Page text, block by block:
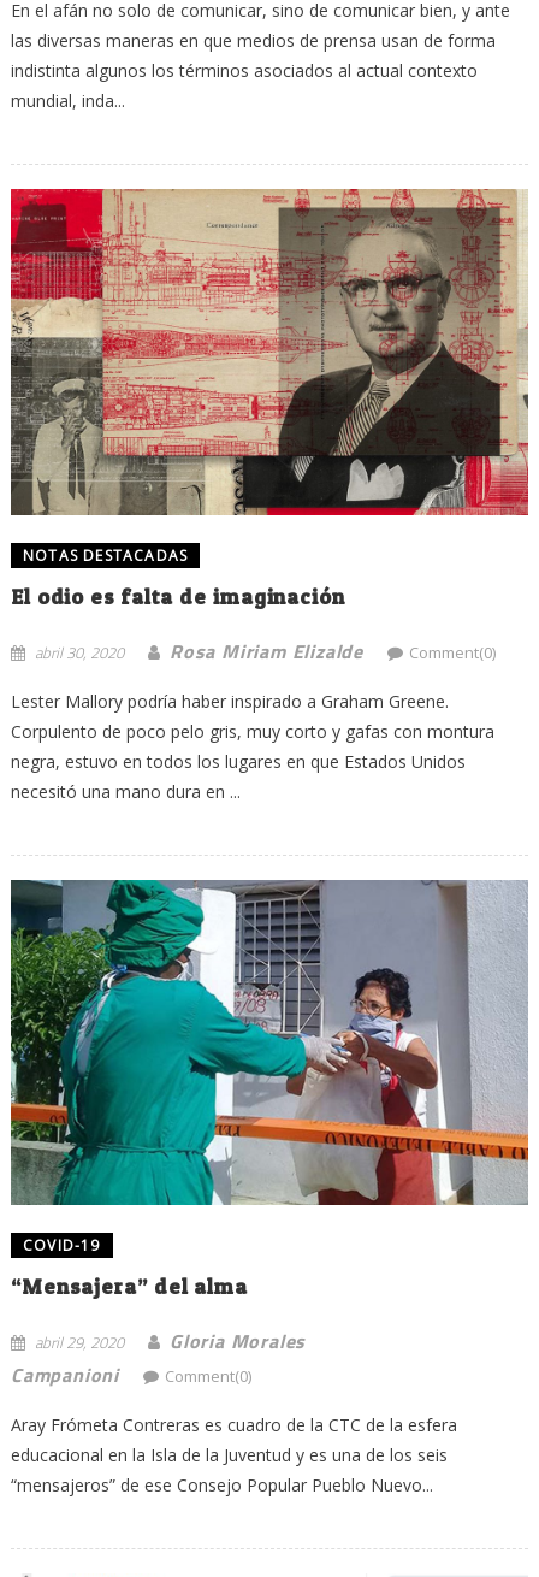
En el afán no solo de comunicar, sino de comunicar bien, y ante
las diversas maneras en que medios de prensa usan de forma
indistinta algunos los términos asociados al actual contexto
mundial, inda...
NOTAS DESTACADAS
El odio es falta de imaginación
abril 30, 2020 Rosa Miriam Elizalde Comment(0)
Lester Mallory podría haber inspirado a Graham Greene.
Corpulento de poco pelo gris, muy corto y gafas con montura
negra, estuvo en todos los lugares en que Estados Unidos
necesitó una mano dura en ...
COVID-19
“Mensajera” del alma
abril 29, 2020
Gloria Morales
Campanioni
Comment(0)
Aray Frómeta Contreras es cuadro de la CTC de la esfera
educacional en la Isla de la Juventud y es una de los seis
“mensajeros” de ese Consejo Popular Pueblo Nuevo...